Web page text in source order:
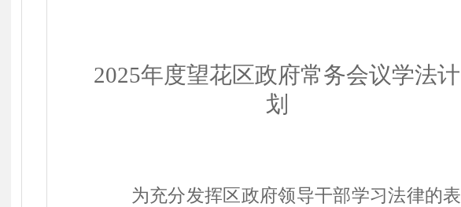
2025年度望花区政府常务会议学法计
划
为充分发挥区政府领导干部学习法律的表